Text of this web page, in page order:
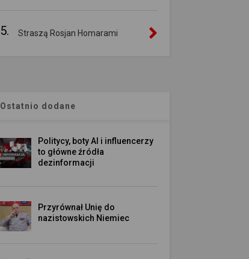
5. Straszą Rosjan Homarami
Ostatnio dodane
Politycy, boty AI i influencerzy
to główne źródła
dezinformacji
Przyrównał Unię do
nazistowskich Niemiec